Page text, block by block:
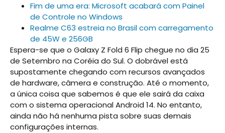
Fim de uma era: Microsoft acabará com Painel
de Controle no Windows
Realme C63 estreia no Brasil com carregamento
de 45W e 256GB
Espera-se que o Galaxy Z Fold 6 Flip chegue no dia 25
de Setembro na Coréia do Sul. O dobrável está
supostamente chegando com recursos avançados
de hardware, câmera e construção. Até o momento,
a única coisa que sabemos é que ele sairá da caixa
com o sistema operacional Android 14. No entanto,
ainda não há nenhuma pista sobre suas demais
configurações internas.